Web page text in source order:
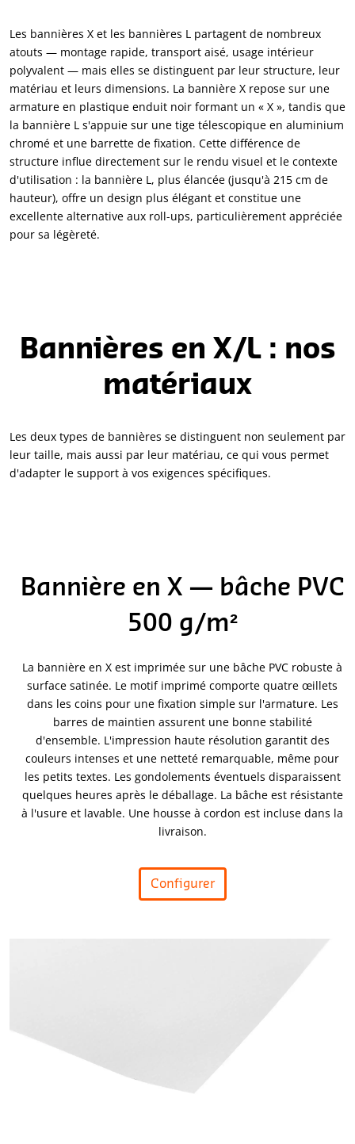
Les bannières X et les bannières L partagent de nombreux
atouts — montage rapide, transport aisé, usage intérieur
polyvalent — mais elles se distinguent par leur structure, leur
matériau et leurs dimensions. La bannière X repose sur une
armature en plastique enduit noir formant un « X », tandis que
la bannière L s'appuie sur une tige télescopique en aluminium
chromé et une barrette de fixation. Cette différence de
structure influe directement sur le rendu visuel et le contexte
d'utilisation : la bannière L, plus élancée (jusqu'à 215 cm de
hauteur), offre un design plus élégant et constitue une
excellente alternative aux roll-ups, particulièrement appréciée
pour sa légèreté.
Bannières en X/L : nos
matériaux
Les deux types de bannières se distinguent non seulement par
leur taille, mais aussi par leur matériau, ce qui vous permet
d'adapter le support à vos exigences spécifiques.
Bannière en X — bâche PVC
500 g/m²
La bannière en X est imprimée sur une bâche PVC robuste à
surface satinée. Le motif imprimé comporte quatre œillets
dans les coins pour une fixation simple sur l'armature. Les
barres de maintien assurent une bonne stabilité
d'ensemble. L'impression haute résolution garantit des
couleurs intenses et une netteté remarquable, même pour
les petits textes. Les gondolements éventuels disparaissent
quelques heures après le déballage. La bâche est résistante
à l'usure et lavable. Une housse à cordon est incluse dans la
livraison.
Configurer